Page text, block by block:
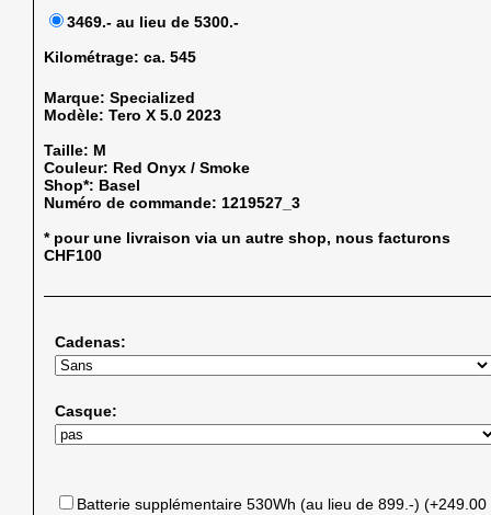
3469.- au lieu de 5300.-
Kilométrage: ca. 545
Marque:Specialized
Modèle:Tero X 5.0 2023
Taille: M
Couleur: Red Onyx / Smoke
Shop*: Basel
Numéro de commande: 1219527_3
* pour une livraison via un autre shop, nous facturons
CHF100
Cadenas:
Casque:
Batterie supplémentaire 530Wh (au lieu de 899.-) (+249.00